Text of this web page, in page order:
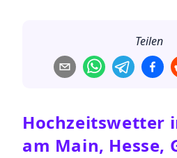
Teilen
Hochzeitswetter
am Main, Hesse,